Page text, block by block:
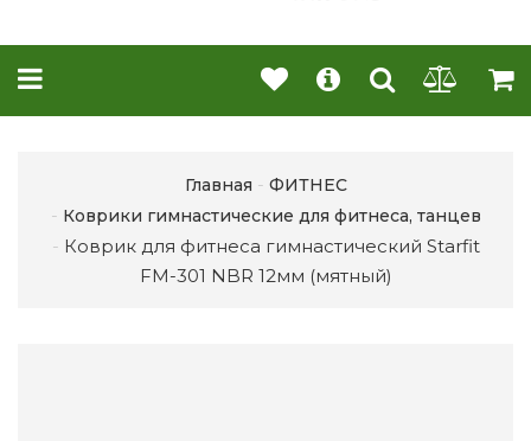
Главная
ФИТНЕС
Коврики гимнастические для фитнеса, танцев
Коврик для фитнеса гимнастический Starfit
FM-301 NBR 12мм (мятный)